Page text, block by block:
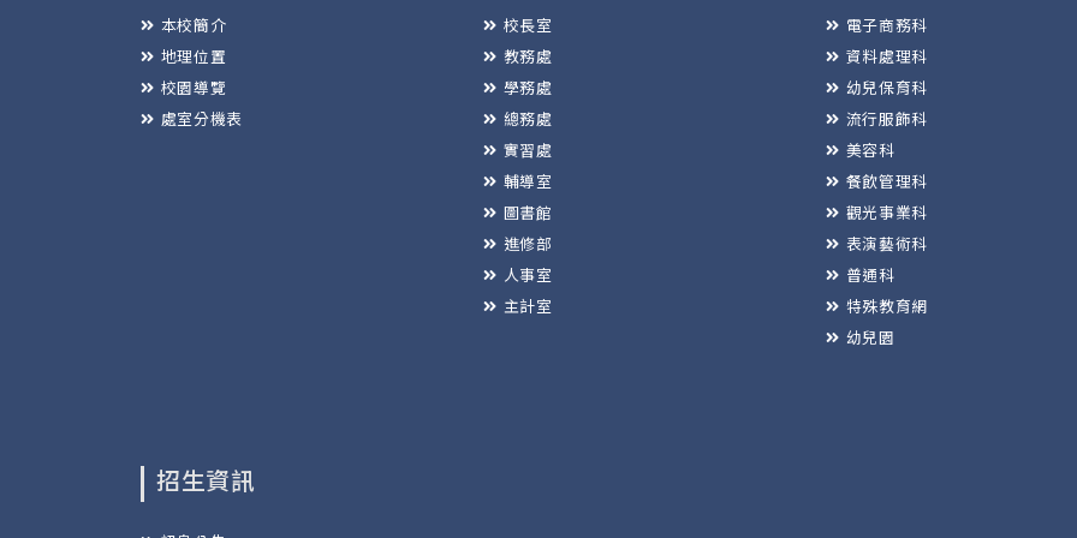
本校簡介
地理位置
校園導覽
處室分機表
校長室
教務處
學務處
總務處
實習處
輔導室
圖書館
進修部
人事室
主計室
電子商務科
資料處理科
幼兒保育科
流行服飾科
美容科
餐飲管理科
觀光事業科
表演藝術科
普通科
特殊教育網
幼兒園
招生資訊